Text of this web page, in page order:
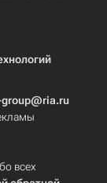
всех